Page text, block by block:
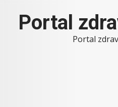
contentPortal
Portal